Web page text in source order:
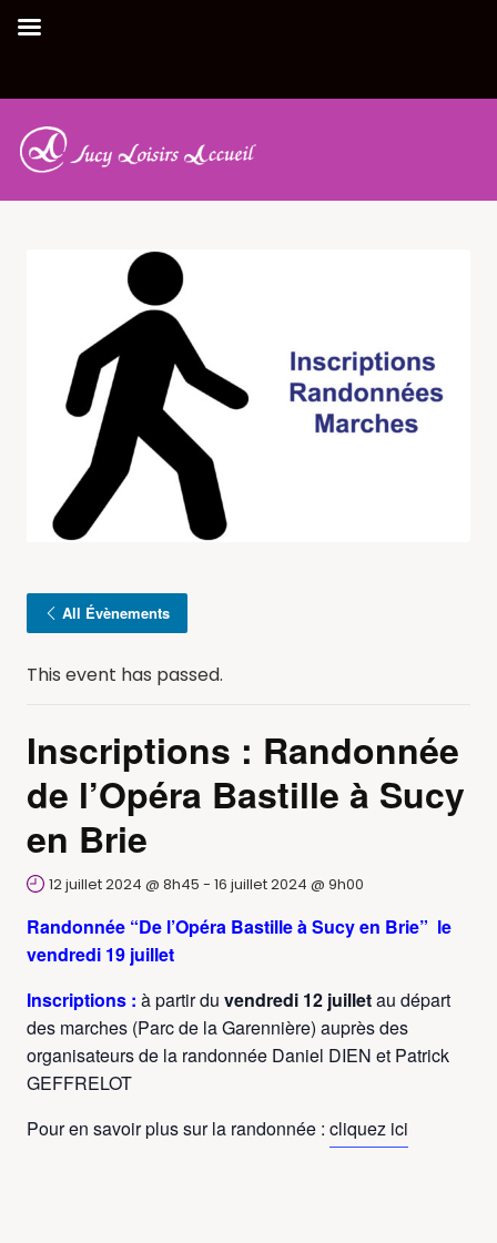
All Évènements
This event has passed.
Inscriptions : Randonnée
de l’Opéra Bastille à Sucy
en Brie
12 juillet 2024 @ 8h45 - 16 juillet 2024 @ 9h00
Randonnée “De l’Opéra Bastille à Sucy en Brie” le
vendredi 19 juillet
Inscriptions : à partir du vendredi 12 juilletau départ
des marches (Parc de la Garennière) auprès des
organisateurs de la randonnée Daniel DIEN et Patrick
GEFFRELOT
Pour en savoir plus sur la randonnée : cliquez ici